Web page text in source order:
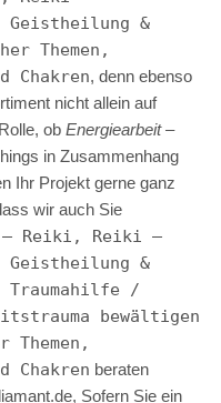
Geistheilung &
Themen,
Chakren, denn ebenso
nicht allein auf
ob Energiearbeit –
in Zusammenhang
Ihr Projekt gerne ganz
wir auch Sie
– Reiki, Reiki –
Geistheilung &
Traumahilfe /
bewältigen
Themen,
Chakren beraten
Sofern Sie ein